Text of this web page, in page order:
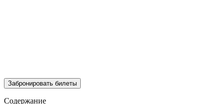
Забронировать билеты
Содержание